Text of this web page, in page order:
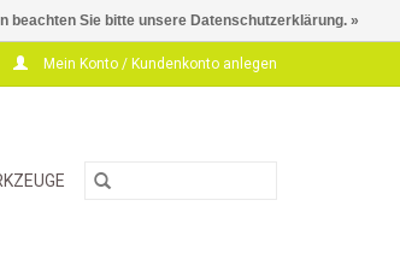
Mein Konto / Kundenkonto anlegen
beachten Sie bitte unsere Datenschutzerklärung. »